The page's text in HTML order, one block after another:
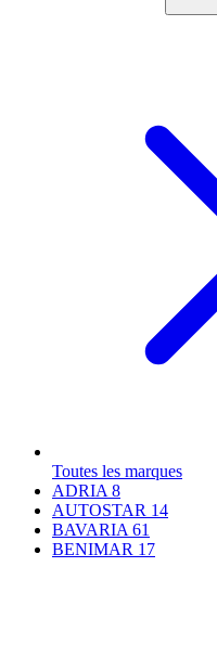
Toutes les marques
ADRIA 8
AUTOSTAR 14
BAVARIA 61
BENIMAR 17